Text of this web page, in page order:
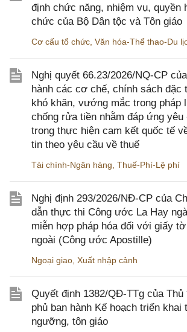
định chức năng, nhiệm vụ, quyền
chức của Bộ Dân tộc và Tôn giáo
Cơ cấu tổ chức Văn hóa-Thể thao-Du
Nghị quyết 66.23/2026/NQ-CP
hành các cơ chế, chính sách đặc
khó khăn, vướng mắc trong pháp
chống rửa tiền nhằm đáp ứng yêu
trong thực hiện cam kết quốc tế
tin theo yêu cầu về thuế
Tài chính-Ngân hàng Thuế-Phí-Lệ phí
Nghị định 293/2026/NĐ-CP của
dẫn thực thi Công ước La Hay
miễn hợp pháp hóa đối với giấy
ngoài (Công ước Apostille)
Ngoại giao Xuất nhập cảnh
Quyết định 1382/QĐ-TTg của
phủ ban hành Kế hoạch triển khai
ngưỡng, tôn giáo